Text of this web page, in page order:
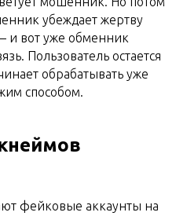
убеждает жертву
и вот уже обменник
Пользователь остается
обрабатывать уже
способом.
фейковые аккаунты на